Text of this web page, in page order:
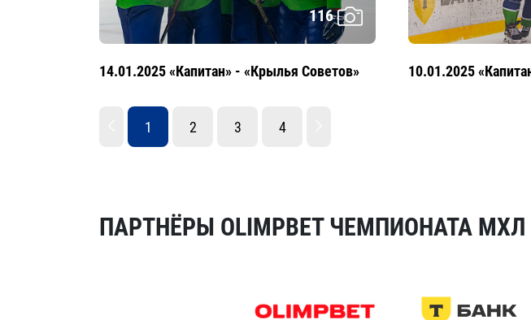
116
14.01.2025 «Капитан» - «Крылья Советов» 10.01.2025
1 2 3 4
ПАРТНЁРЫ OLIMPBET ЧЕМПИОНАТА МХЛ